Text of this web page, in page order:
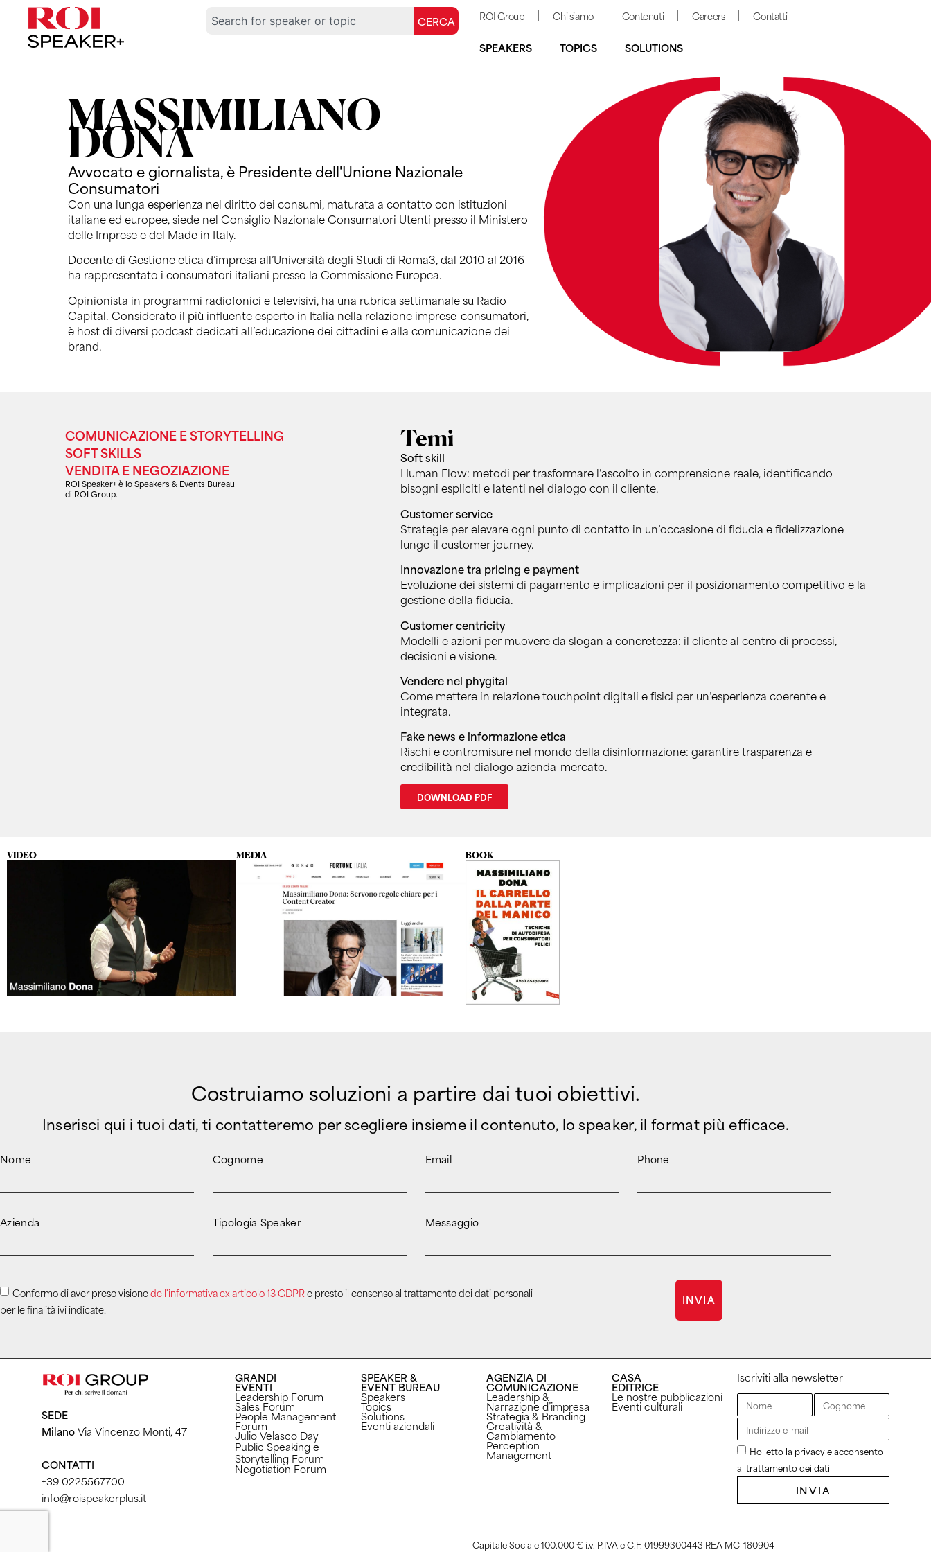
CERCA ROI Group Chi siamo Contenuti Careers Contatti
SPEAKERS TOPICS SOLUTIONS
MASSIMILIANO
DONA
Avvocato e giornalista, è Presidente dell'Unione Nazionale
Consumatori
Con una lunga esperienza nel diritto dei consumi, maturata a contatto con istituzioni
italiane ed europee, siede nel Consiglio Nazionale Consumatori Utenti presso il Ministero
delle Imprese e del Made in Italy.
Docente di Gestione etica d’impresa all’Università degli Studi di Roma3, dal 2010 al 2016
ha rappresentato i consumatori italiani presso la Commissione Europea.
Opinionista in programmi radiofonici e televisivi, ha una rubrica settimanale su Radio
Capital. Considerato il più influente esperto in Italia nella relazione imprese-consumatori,
è host di diversi podcast dedicati all’educazione dei cittadini e alla comunicazione dei
brand.
COMUNICAZIONE E STORYTELLING
SOFT SKILLS
VENDITA E NEGOZIAZIONE
ROI Speaker+ è lo Speakers & Events Bureau
di ROI Group.
Temi
Soft skill
Human Flow: metodi per trasformare l’ascolto in comprensione reale, identificando
bisogni espliciti e latenti nel dialogo con il cliente.
Customer service
Strategie per elevare ogni punto di contatto in un’occasione di fiducia e fidelizzazione
lungo il customer journey.
Innovazione tra pricing e payment
Evoluzione dei sistemi di pagamento e implicazioni per il posizionamento competitivo e la
gestione della fiducia.
Customer centricity
Modelli e azioni per muovere da slogan a concretezza: il cliente al centro di processi,
decisioni e visione.
Vendere nel phygital
Come mettere in relazione touchpoint digitali e fisici per un’esperienza coerente e
integrata.
Fake news e informazione etica
Rischi e contromisure nel mondo della disinformazione: garantire trasparenza e
credibilità nel dialogo azienda-mercato.
DOWNLOAD PDF
VIDEO MEDIA BOOK
Costruiamo soluzioni a partire dai tuoi obiettivi.
Inserisci qui i tuoi dati, ti contatteremo per scegliere insieme il contenuto, lo speaker, il format più efficace.
Nome Cognome Email Phone
Azienda Tipologia Speaker Messaggio
Confermo di aver preso visionedell'informativa ex articolo 13 GDPRe presto il consenso al trattamento dei dati personali
per le finalità ivi indicate.
INVIA
SEDE
MilanoVia Vincenzo Monti, 47
CONTATTI
+39 0225567700
info@roispeakerplus.it
GRANDI
EVENTI
Leadership Forum
Sales Forum
People Management
Forum
Julio Velasco Day
Public Speaking e
Storytelling Forum
Negotiation Forum
SPEAKER &
EVENT BUREAU
Speakers
Topics
Solutions
Eventi aziendali
AGENZIA DI
COMUNICAZIONE
Leadership &
Narrazione d’impresa
Strategia & Branding
Creatività &
Cambiamento
Perception
Management ​
CASA
EDITRICE
Le nostre pubblicazioni
Eventi culturali
Iscriviti alla newsletter
Ho letto la privacy e acconsento
al trattamento dei dati
INVIA
Capitale Sociale 100.000 € i.v. P.IVA e C.F. 01999300443 REA MC-180904